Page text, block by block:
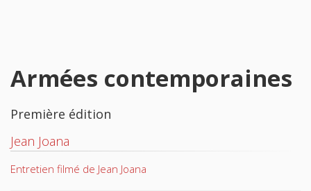
Armées contemporaines
Première édition
Jean Joana
Entretien filmé de Jean Joana